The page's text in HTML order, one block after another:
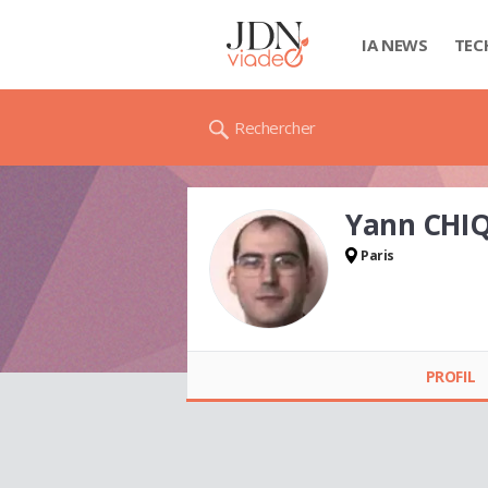
IA NEWS
Rechercher
Yann
Paris
PROFIL